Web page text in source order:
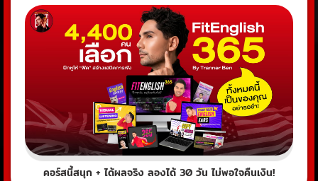
คอร์สนี้สนุก + ได้ผลจริง ลองได้ 30 วัน ไม่พอใจคืนเงิน!